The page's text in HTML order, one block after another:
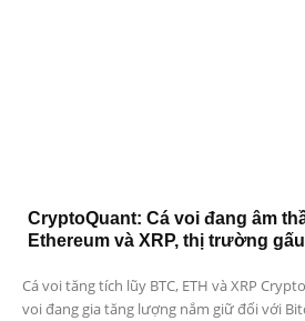
CryptoQuant: Cá voi đang âm
Ethereum và XRP, thị trường
Cá voi tăng tích lũy BTC, ETH và XRP
voi đang gia tăng lượng nắm giữ đối với